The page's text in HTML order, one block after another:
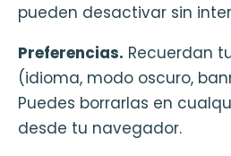
pueden desactivar sin
Preferencias. Recuerdan
(idioma, modo oscuro,
Puedes borrarlas en
desde tu navegador.